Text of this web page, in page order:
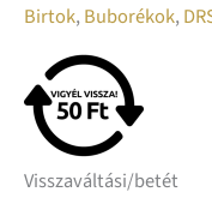
Birtok,Buborékok,
Visszaváltási/betét